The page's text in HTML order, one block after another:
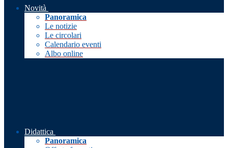
Novità
Panoramica
Le notizie
Le circolari
Calendario eventi
Albo online
Didattica
Panoramica